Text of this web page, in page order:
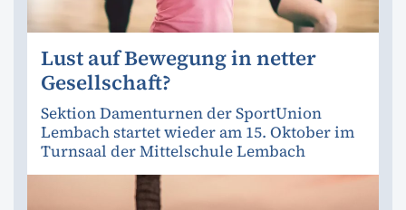
Lust auf Bewegung in netter
Gesellschaft?
Sektion Damenturnen der SportUnion
Lembach startet wieder am 15. Oktober im
Turnsaal der Mittelschule Lembach